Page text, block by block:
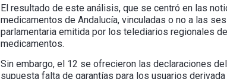
El resultado de este análisis, que se centró en las
medicamentos de Andalucía, vinculadas o no a las
parlamentaria emitida por los telediarios regionales
medicamentos.
Sin embargo, el 12 se ofrecieron las declaraciones
supuesta falta de garantías para los usuarios